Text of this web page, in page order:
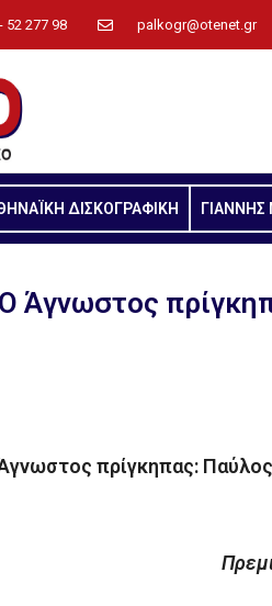
52 277 98 palkogr@otenet.gr
ΔΙΣΚΟΓΡΑΦΙΚΗ
Άγνωστος
πρίγκηπας: